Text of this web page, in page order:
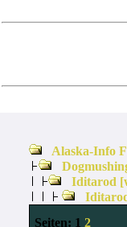
Alaska-Info
Iditarod
Seiten: 1 2